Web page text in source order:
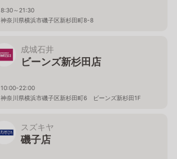
8:30～21:30
神奈川県横浜市磯子区新杉田町8-8
成城石井
ビーンズ新杉田店
10:00-22:00
神奈川県横浜市磯子区新杉田町6 ビーンズ新杉田1F
スズキヤ
磯子店